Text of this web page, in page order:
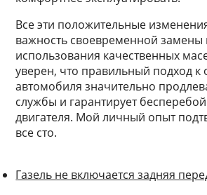
Все эти положительные
важность своевременной замены
использования качественных
уверен, что правильный подход
автомобиля значительно
службы и гарантирует
двигателя. Мой личный опыт
все сто.
Газель не включается задняя